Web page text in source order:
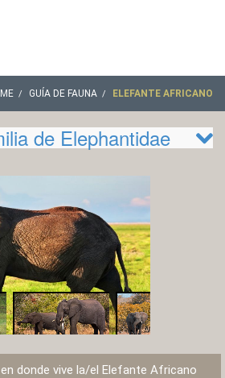
GUÍA DE FAUNA ELEFANTE AFRICANO
de Elephantidae
donde vive la/el Elefante Africano